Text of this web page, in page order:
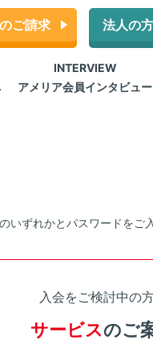
ご請求 法人の
INTERVIEW
アメリア会員インタビュー
ずれかとパスワードをご
入会をご検討中の
サービスのご